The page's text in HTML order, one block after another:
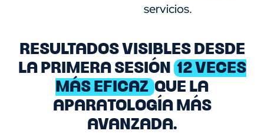
servicios.
RESULTADOS VISIBLES DESDE
LA PRIMERA SESIÓN​​ 12 VECES
MÁS EFICAZ QUE LA
APARATOLOGÍA MÁS
AVANZADA.